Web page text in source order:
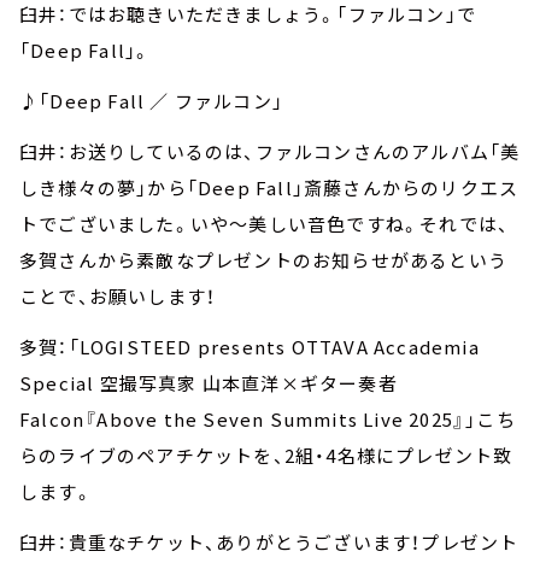
臼井：ではお聴きいただきましょう。「ファルコン」で
「Deep Fall」。
♪「Deep Fall ／ ファルコン」
臼井：お送りしているのは、ファルコンさんのアルバム「美
しき様々の夢」から「Deep Fall」斎藤さんからのリクエス
トでございました。いや～美しい音色ですね。それでは、
多賀さんから素敵なプレゼントのお知らせがあるという
ことで、お願いします！
多賀：「LOGISTEED presents OTTAVA Accademia
Special 空撮写真家 山本直洋×ギター奏者
Falcon『Above the Seven Summits Live 2025』」こち
らのライブのペアチケットを、2組・4名様にプレゼント致
します。
臼井：貴重なチケット、ありがとうございます！プレゼント